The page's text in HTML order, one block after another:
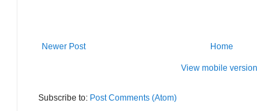
Newer Post Home
View mobile version
Subscribe to: Post Comments (Atom)